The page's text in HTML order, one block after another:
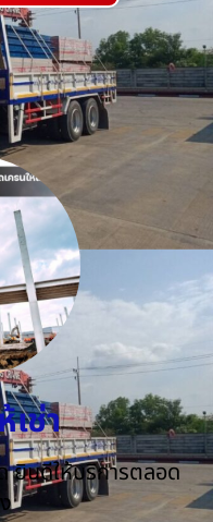
เช่า
ยินดีให้บริการตลอด